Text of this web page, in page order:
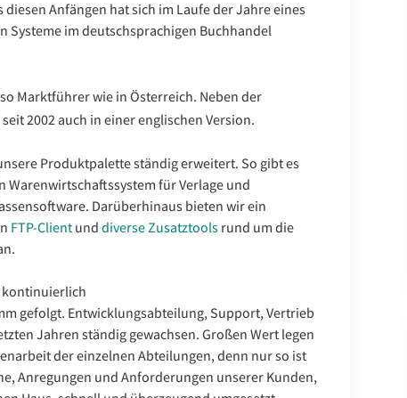
Anfängen hat sich im Laufe der Jahre eines
Systeme im deutschsprachigen Buchhandel
Marktführer wie in Österreich. Neben der
seit 2002 auch in einer englischen Version.
Produktpalette ständig erweitert. So gibt es
Warenwirtschaftssystem für Verlage und
Darüberhinaus bieten wir ein
FTP-Clientund diverse Zusatztoolsrund um die
kontinuierlich
gefolgt. Entwicklungsabteilung, Support, Vertrieb
Jahren ständig gewachsen. Großen Wert legen
der einzelnen Abteilungen, denn nur so ist
Anregungen und Anforderungen unserer Kunden,